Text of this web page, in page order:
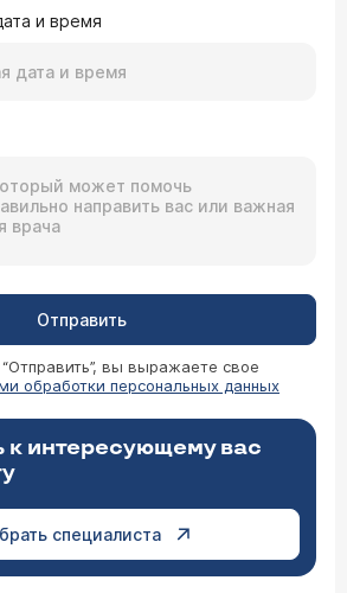
и время
Отправить
вы выражаете свое
обработки персональных данных
к интересующему вас
специалиста